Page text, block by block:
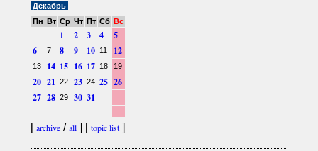
Декабрь
Пн Вт Ср Чт Пт Сб Вс
1 2 3 4
5
6
7 8 9 10 11 12
13 14 15 16 17 18 19
20 21 22 23 24 25 26
27 28 29 30 31
[archive/all] [topic list]